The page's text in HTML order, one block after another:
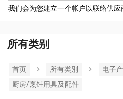
我们会为您建立一个帐户以联络供应
所有类别
首页 所有类別 电子
厨房/烹饪用具及配件